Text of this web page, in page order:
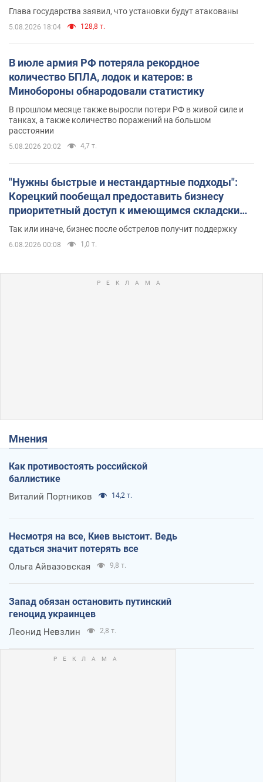
Глава государства заявил, что установки будут атакованы
5.08.2026 18:04 128,8 т.
В июле армия РФ потеряла рекордное
количество БПЛА, лодок и катеров: в
Минобороны обнародовали статистику
В прошлом месяце также выросли потери РФ в живой силе и
танках, а также количество поражений на большом
расстоянии
5.08.2026 20:02 4,7 т.
"Нужны быстрые и нестандартные подходы":
Корецкий пообещал предоставить бизнесу
приоритетный доступ к имеющимся складским
помещениям
Так или иначе, бизнес после обстрелов получит поддержку
6.08.2026 00:08 1,0 т.
Мнения
Как противостоять российской
баллистике
Виталий Портников 14,2 т.
Несмотря на все, Киев выстоит. Ведь
сдаться значит потерять все
Ольга Айвазовская 9,8 т.
Запад обязан остановить путинский
геноцид украинцев
Леонид Невзлин 2,8 т.